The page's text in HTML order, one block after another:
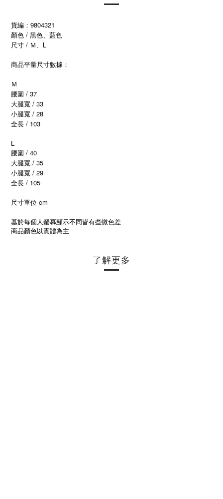
貨編：9804321
顏色 / 黑色 、藍色
尺寸 / Ｍ、L
商品平量尺寸數據：
Ｍ
腰圍 / 37
大腿寬 / 33
小腿寬 / 28
全長 / 103
L
腰圍 / 40
大腿寬 / 35
小腿寬 / 29
全長 / 105
尺寸單位 cm
基於每個人螢幕顯示不同皆有些微色差
商品顏色以實體為主
了解更多